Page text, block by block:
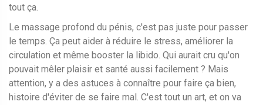
tout ça.
Le massage profond du pénis, c'est pas juste pour passer
le temps. Ça peut aider à réduire le stress, améliorer la
circulation et même booster la libido. Qui aurait cru qu'on
pouvait mêler plaisir et santé aussi facilement ? Mais
attention, y a des astuces à connaître pour faire ça bien,
histoire d'éviter de se faire mal. C'est tout un art, et on va